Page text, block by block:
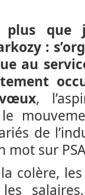
plus que
:
au
,
de
sur
colère,